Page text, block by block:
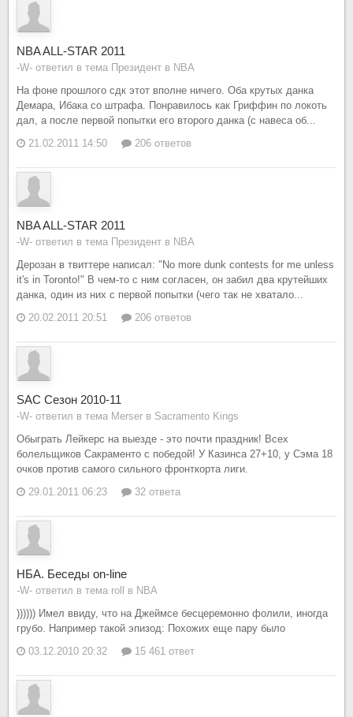
NBA ALL-STAR 2011
-W- ответил в тема Президент в NBA
На фоне прошлого сдк этот вполне ничего. Оба крутых данка
Демара, Ибака со штрафа. Понравилось как Гриффин по локоть
дал, а после первой попытки его второго данка (с навеса об...
21.02.2011 14:50
206 ответов
NBA ALL-STAR 2011
-W- ответил в тема Президент в NBA
Дерозан в твиттере написал: "No more dunk contests for me unless
it's in Toronto!" В чем-то с ним согласен, он забил два крутейших
данка, один из них с первой попытки (чего так не хватало...
20.02.2011 20:51
206 ответов
SAC Сезон 2010-11
-W- ответил в тема Merser в Sacramento Kings
Обыграть Лейкерс на выезде - это почти праздник! Всех
болельщиков Сакраменто c победой! У Казинса 27+10, у Сэма 18
очков против самого сильного фронткорта лиги.
29.01.2011 06:23
32 ответа
НБА. Беседы on-line
-W- ответил в тема roll в NBA
)))))) Имел ввиду, что на Джеймсе бесцеремонно фолили, иногда
грубо. Например такой эпизод: Похожих еще пару было
03.12.2010 20:32
15 461 ответ